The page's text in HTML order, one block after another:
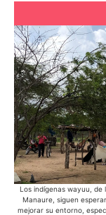
Los indígenas wayuu, de
Manaure, siguen
mejorar su entorno,